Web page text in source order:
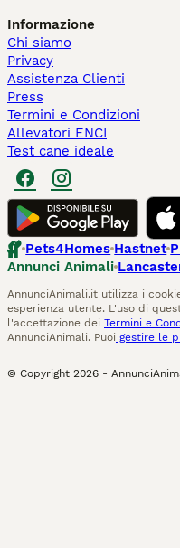
Informazione
Chi siamo
Privacy
Assistenza Clienti
Press
Termini e Condizioni
Allevatori ENCI
Test cane ideale
Pets4Homes Hastnet
Annunci Animali
AnnunciAnimali.it utilizza i
esperienza utente. L'uso di
l'accettazione dei Termini e
AnnunciAnimali. Puoi gestire le
© Copyright 2026 -